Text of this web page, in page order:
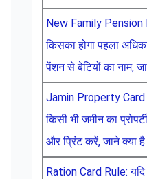
New Family Pension
किसका होगा पहला
पेंशन से बेटियों का नाम,
Jamin Property
किसी भी जमीन का
और प्रिंट करें, जाने क्या है
Ration Card Rule: